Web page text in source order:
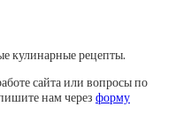
кулинарные рецепты.
сайта или вопросы по
нам через форму